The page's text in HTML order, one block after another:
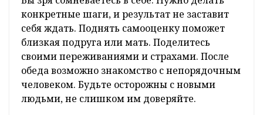
конкретные шаги, и результат не заставит
себя ждать. Поднять самооценку поможет
близкая подруга или мать. Поделитесь
своими переживаниями и страхами. После
обеда возможно знакомство с непорядочным
человеком. Будьте осторожны с новыми
людьми, не слишком им доверяйте.